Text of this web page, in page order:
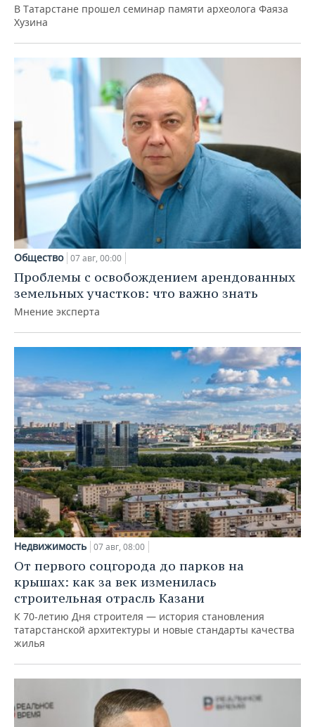
В Татарстане прошел семинар памяти археолога Фаяза
Хузина
Общество 07 авг, 00:00
Проблемы с освобождением арендованных
земельных участков: что важно знать
Мнение эксперта
Недвижимость 07 авг, 08:00
От первого соцгорода до парков на
крышах: как за век изменилась
строительная отрасль Казани
К 70-летию Дня строителя — история становления
татарстанской архитектуры и новые стандарты качества
жилья